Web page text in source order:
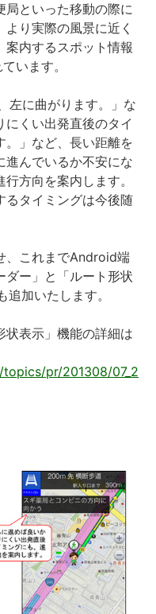
局といった移動の際に
り実際の風景に近く
内するスポット情報
います。
左に曲がります。」な
にくい出発直後のタイ
。」など、長い距離を
進んでいるか不安にな
方向を案内します。
るタイミングは今後随
、これまでAndroid端
ダー」と「ルート形状
加いたします。
状表示」機能の詳細は
pr/201308/07_2